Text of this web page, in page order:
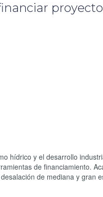
hídrico y el desarrollo
de financiamiento.
de mediana y gran